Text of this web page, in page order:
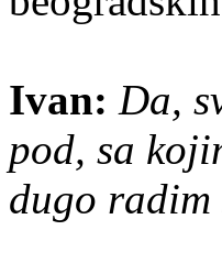
Ivan: Da,
pod, sa
dugo radim